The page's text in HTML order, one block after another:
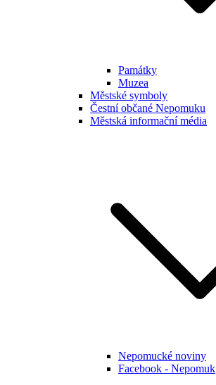
Památky
Muzea
Městské symboly
Čestní občané Nepomuku
Městská informační média
Nepomucké noviny
Facebook - Nepomuk